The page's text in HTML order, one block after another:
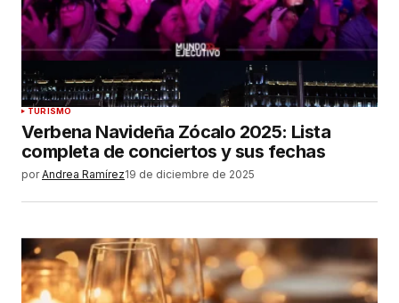
TURISMO
Verbena Navideña Zócalo 2025: Lista
completa de conciertos y sus fechas
por Andrea Ramírez19 de diciembre de 2025